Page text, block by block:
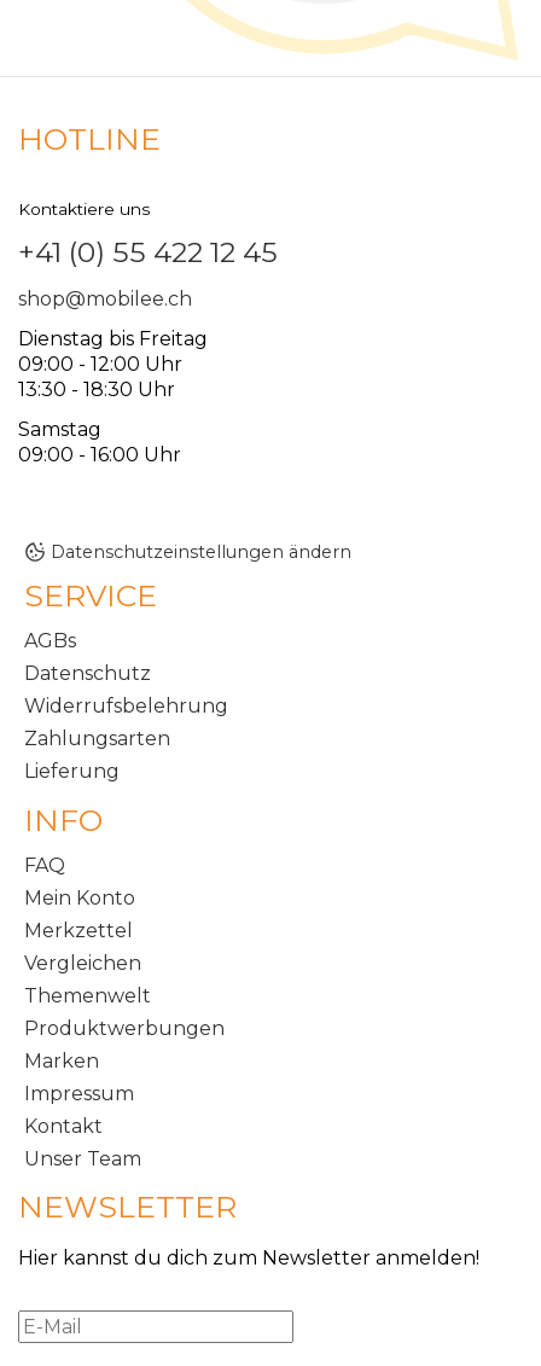
HOTLINE
Kontaktiere uns
+41 (0) 55 422 12 45
shop@mobilee.ch
Dienstag bis Freitag
09:00 - 12:00 Uhr
13:30 - 18:30 Uhr
Samstag
09:00 - 16:00 Uhr
Datenschutzeinstellungen ändern
SERVICE
AGBs
Datenschutz
Widerrufsbelehrung
Zahlungsarten
Lieferung
INFO
FAQ
Mein Konto
Merkzettel
Vergleichen
Themenwelt
Produktwerbungen
Marken
Impressum
Kontakt
Unser Team
NEWSLETTER
Hier kannst du dich zum Newsletter anmelden!